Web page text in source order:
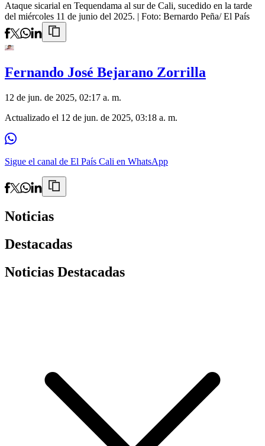
Ataque sicarial en Tequendama al sur de Cali, sucedido en la tarde
del miércoles 11 de junio del 2025. | Foto: Bernardo Peña/ El País
Fernando José Bejarano Zorrilla
12 de jun. de 2025, 02:17 a. m.
Actualizado el 12 de jun. de 2025, 03:18 a. m.
Sigue el canal de El País Cali en WhatsApp
Noticias
Destacadas
Noticias Destacadas